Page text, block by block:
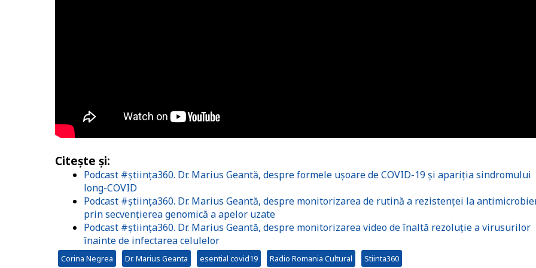
Citește și:
Podcast #știința360. Dr. Marius Geantă, despre formele ușoare de COVID-19 și apariția sindromului
long-COVID
Podcast #știința360. Dr. Marius Geantă, despre monitorizarea de rutină a rezistenței la
prin secvențierea genomică a apelor uzate
Podcast #știința360. Dr. Marius Geantă, despre monitorizarea video de înaltă rezoluție a virusurilor
înainte de infectarea celulelor
Corina Negrea Dr. Marius Geanta esential covid19 Radio Romania Cultural Stiinta360